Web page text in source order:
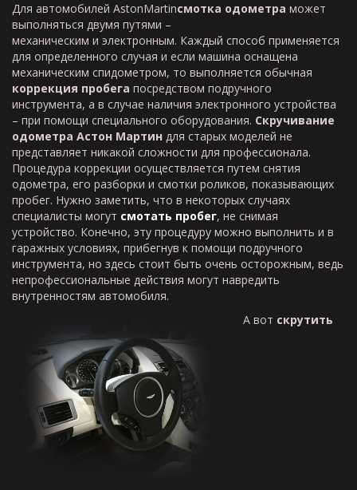
Для автомобилей AstonMartinсмотка одометра может
выполняться двумя путями –
механическим и электронным. Каждый способ применяется
для определенного случая и если машина оснащена
механическим спидометром, то выполняется обычная
коррекция пробега посредством подручного
инструмента, а в случае наличия электронного устройства
– при помощи специального оборудования. Скручивание
одометра Астон Мартин для старых моделей не
представляет никакой сложности для профессионала.
Процедура коррекции осуществляется путем снятия
одометра, его разборки и смотки роликов, показывающих
пробег. Нужно заметить, что в некоторых случаях
специалисты могут смотать пробег, не снимая
устройство. Конечно, эту процедуру можно выполнить и в
гаражных условиях, прибегнув к помощи подручного
инструмента, но здесь стоит быть очень осторожным, ведь
непрофессиональные действия могут навредить
внутренностям автомобиля.
А вот скрутить